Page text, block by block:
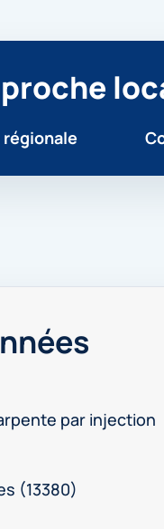
par injection
(13380)